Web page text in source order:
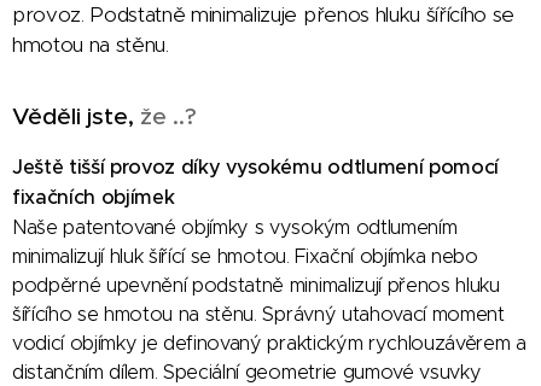
provoz. Podstatně minimalizuje přenos hluku šířícího se
hmotou na stěnu.
Věděli jste, že ..?
Ještě tišší provoz díky vysokému odtlumení pomocí
fixačních objímek
Naše patentované objímky s vysokým odtlumením
minimalizují hluk šířící se hmotou. Fixační objímka nebo
podpěrné upevnění podstatně minimalizují přenos hluku
šířícího se hmotou na stěnu. Správný utahovací moment
vodicí objímky je definovaný praktickým rychlouzávěrem a
distančním dílem. Speciální geometrie gumové vsuvky